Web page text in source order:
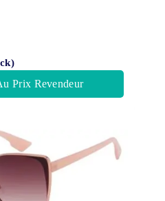
Prix Revendeur